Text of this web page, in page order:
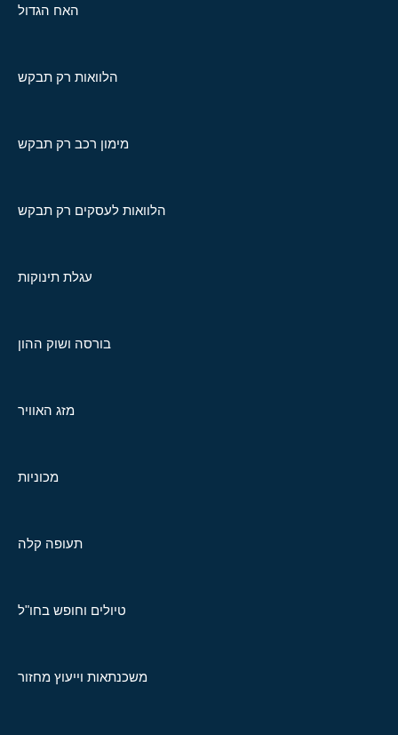
האח הגדול
הלוואות רק תבקש
מימון רכב רק תבקש
הלוואות לעסקים רק תבקש
עגלת תינוקות
בורסה ושוק ההון
מזג האוויר
מכוניות
תעופה קלה
טיולים וחופש בחו"ל
משכנתאות וייעוץ מחזור